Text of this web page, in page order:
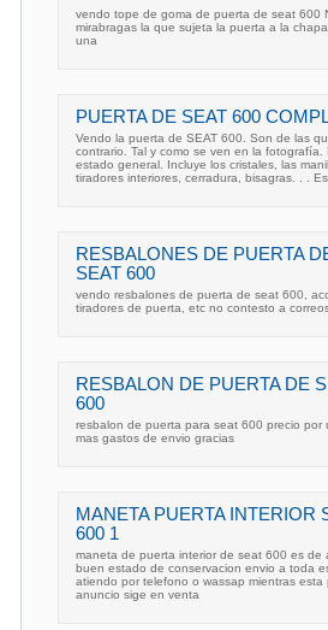
vendo tope de goma de puerta de seat 600
mirabragas la que sujeta la puerta a la
una
PUERTA DE SEAT 600
Vendo la puerta de SEAT 600. Son de las
contrario. Tal y como se ven en la fotografía.
estado general. Incluye los cristales, las
tiradores interiores, cerradura, bisagras. . .
RESBALONES DE PUERTA
SEAT 600
vendo resbalones de puerta de seat 600,
tiradores de puerta, etc no contesto a
RESBALON DE PUERTA DE
600
resbalon de puerta para seat 600 precio por
mas gastos de envio gracias
MANETA PUERTA INTERIOR
600 1
maneta de puerta interior de seat 600 es de
buen estado de conservacion envio a toda
atiendo por telefono o wassap mientras esta
anuncio sige en venta